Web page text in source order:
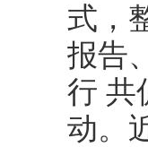
式，
报告
行 共
动。